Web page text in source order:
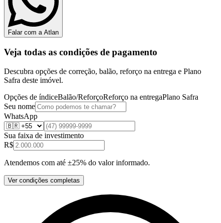
Falar com a Atlan
Veja todas as condições de pagamento
Descubra opções de correção, balão, reforço na entrega e Plano
Safra deste imóvel.
Opções de índiceBalão/ReforçoReforço na entregaPlano Safra
Seu nome
WhatsApp
Sua faixa de investimento
R$
Atendemos com até ±25% do valor informado.
Ver condições completas